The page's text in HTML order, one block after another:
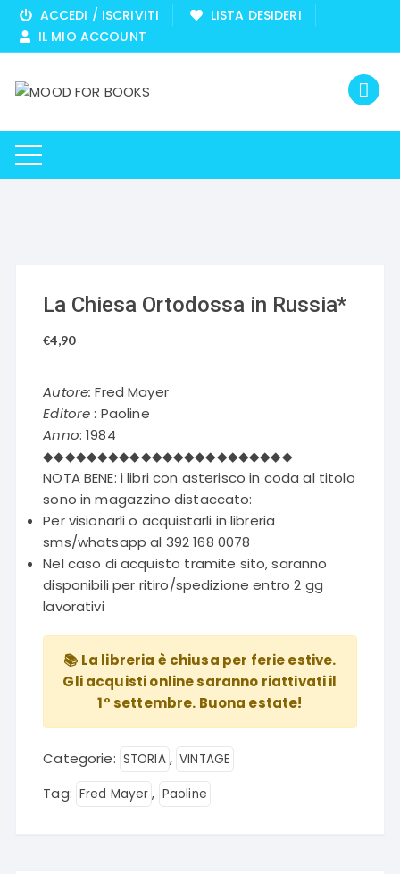
Vai
contenuto
ACCEDI / ISCRIVITI
LISTA DESIDERI
IL MIO ACCOUNT
La Chiesa Ortodossa in Russia*
€4,90
Autore: Fred Mayer
Editore: Paoline
Anno: 1984
◆◆◆◆◆◆◆◆◆◆◆◆◆◆◆◆◆◆◆◆◆◆◆
NOTA BENE: i libri con asterisco in coda al titolo
sono in magazzino distaccato:
Per visionarli o acquistarli in libreria
sms/whatsapp al 392 168 0078
Nel caso di acquisto tramite sito, saranno
disponibili per ritiro/spedizione entro 2 gg
lavorativi
📚 La libreria è chiusa per ferie estive.
Gli acquisti online saranno riattivati il
1° settembre. Buona estate!
Categorie: STORIA , VINTAGE
Tag: Fred Mayer , Paoline